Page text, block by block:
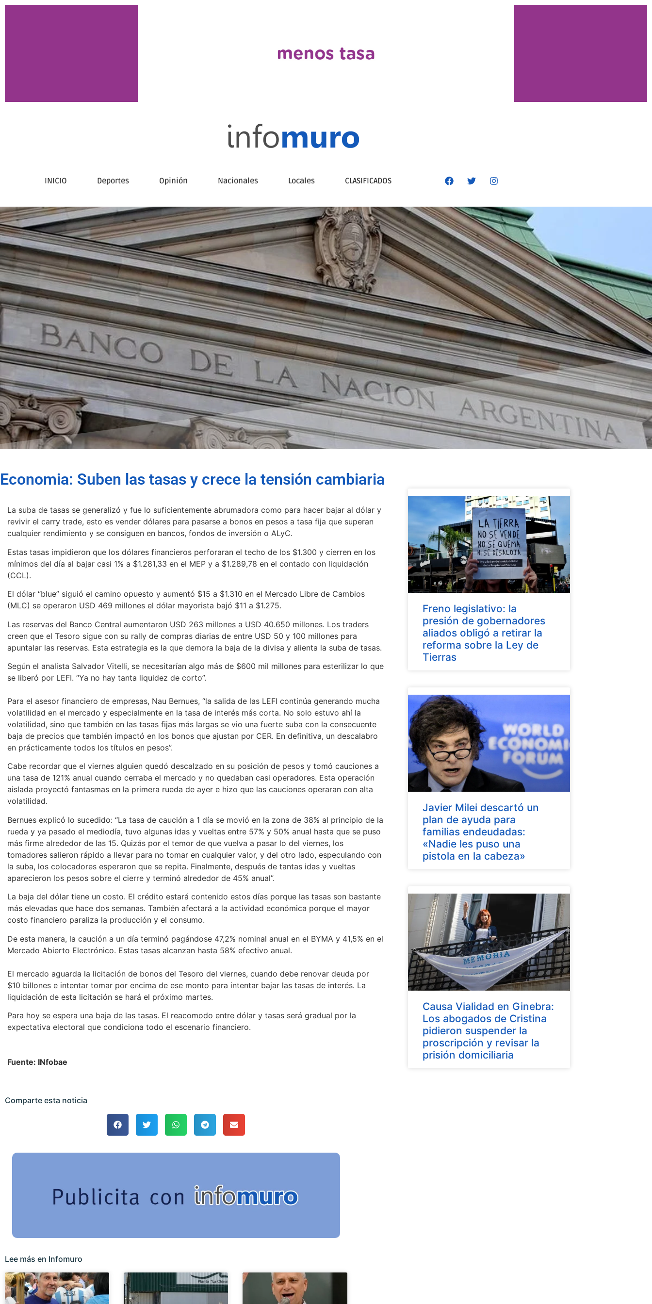
INICIO Deportes Opinión Nacionales Locales CLASIFICADOS
Economia: Suben las tasas y crece la tensión cambiaria
La suba de tasas se generalizó y fue lo suficientemente abrumadora como para hacer bajar al dólar y
revivir el carry trade, esto es vender dólares para pasarse a bonos en pesos a tasa fija que superan
cualquier rendimiento y se consiguen en bancos, fondos de inversión o ALyC.
Estas tasas impidieron que los dólares financieros perforaran el techo de los $1.300 y cierren en los
mínimos del día al bajar casi 1% a $1.281,33 en el MEP y a $1.289,78 en el contado con liquidación
(CCL).
El dólar “blue” siguió el camino opuesto y aumentó $15 a $1.310 en el Mercado Libre de Cambios
(MLC) se operaron USD 469 millones el dólar mayorista bajó $11 a $1.275.
Las reservas del Banco Central aumentaron USD 263 millones a USD 40.650 millones. Los traders
creen que el Tesoro sigue con su rally de compras diarias de entre USD 50 y 100 millones para
apuntalar las reservas. Esta estrategia es la que demora la baja de la divisa y alienta la suba de tasas.
Según el analista Salvador Vitelli, se necesitarían algo más de $600 mil millones para esterilizar lo que
se liberó por LEFI. “Ya no hay tanta liquidez de corto”.
Para el asesor financiero de empresas, Nau Bernues, “la salida de las LEFI continúa generando mucha
volatilidad en el mercado y especialmente en la tasa de interés más corta. No solo estuvo ahí la
volatilidad, sino que también en las tasas fijas más largas se vio una fuerte suba con la consecuente
baja de precios que también impactó en los bonos que ajustan por CER. En definitiva, un descalabro
en prácticamente todos los títulos en pesos”.
Cabe recordar que el viernes alguien quedó descalzado en su posición de pesos y tomó cauciones a
una tasa de 121% anual cuando cerraba el mercado y no quedaban casi operadores. Esta operación
aislada proyectó fantasmas en la primera rueda de ayer e hizo que las cauciones operaran con alta
volatilidad.
Bernues explicó lo sucedido: “La tasa de caución a 1 día se movió en la zona de 38% al principio de la
rueda y ya pasado el mediodía, tuvo algunas idas y vueltas entre 57% y 50% anual hasta que se puso
más firme alrededor de las 15. Quizás por el temor de que vuelva a pasar lo del viernes, los
tomadores salieron rápido a llevar para no tomar en cualquier valor, y del otro lado, especulando con
la suba, los colocadores esperaron que se repita. Finalmente, después de tantas idas y vueltas
aparecieron los pesos sobre el cierre y terminó alrededor de 45% anual”.
La baja del dólar tiene un costo. El crédito estará contenido estos días porque las tasas son bastante
más elevadas que hace dos semanas. También afectará a la actividad económica porque el mayor
costo financiero paraliza la producción y el consumo.
De esta manera, la caución a un día terminó pagándose 47,2% nominal anual en el BYMA y 41,5% en el
Mercado Abierto Electrónico. Estas tasas alcanzan hasta 58% efectivo anual.
El mercado aguarda la licitación de bonos del Tesoro del viernes, cuando debe renovar deuda por
$10 billones e intentar tomar por encima de ese monto para intentar bajar las tasas de interés. La
liquidación de esta licitación se hará el próximo martes.
Para hoy se espera una baja de las tasas. El reacomodo entre dólar y tasas será gradual por la
expectativa electoral que condiciona todo el escenario financiero.
Fuente: INfobae
Comparte esta noticia
Lee más en Infomuro
Freno legislativo: la
presión de gobernadores
aliados obligó a retirar la
reforma sobre la Ley de
Tierras
Javier Milei descartó un
plan de ayuda para
familias endeudadas:
«Nadie les puso una
pistola en la cabeza»
Causa Vialidad en Ginebra:
Los abogados de Cristina
pidieron suspender la
proscripción y revisar la
prisión domiciliaria